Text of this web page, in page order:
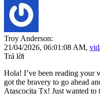
Troy Anderson:
21/04/2026, 06:01:08 AM,
Trả lời
Hola! I’ve been reading
got the bravery to go ahead
Atascocita Tx! Just wanted